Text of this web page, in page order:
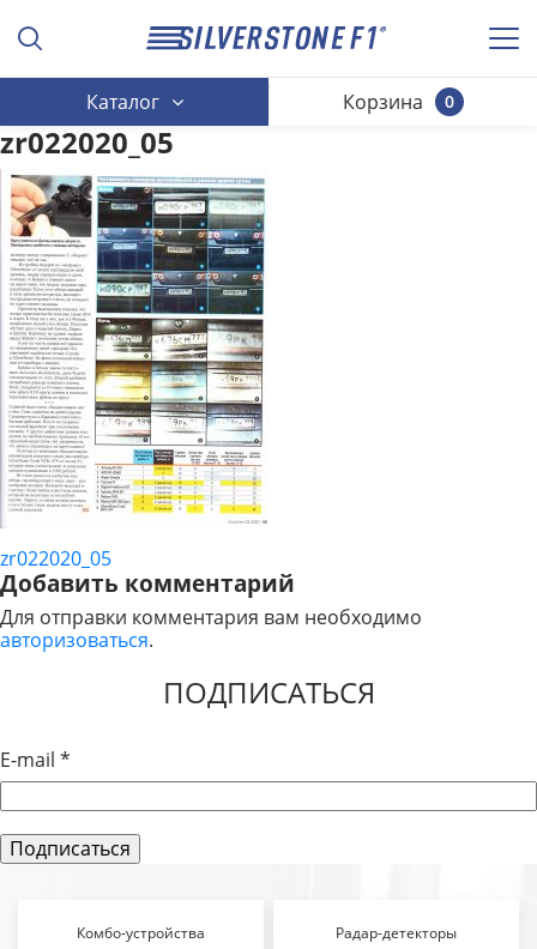
Каталог 0
Корзина
zr022020_05
НАВИГАЦИЯ
ПО
ЗАПИСЯМ
zr022020_05
Добавить комментарий
Для отправки комментария вам необходимо
авторизоваться.
ПОДПИСАТЬСЯ
E-mail *
Комбо-устройства Радар-детекторы